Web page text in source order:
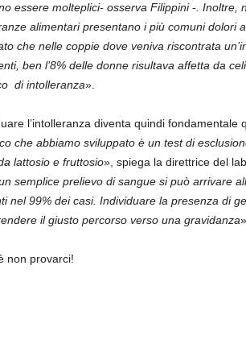
essere molteplici- osserva Filippini -. Inoltre,
alimentari presentano i più comuni dolori
che nelle coppie dove veniva riscontrata
ben l’8% delle donne risultava affetta da
di intolleranza».
l’intolleranza diventa quindi fondamentale
che abbiamo sviluppato è un test di
lattosio e fruttosio», spiega la direttrice del
semplice prelievo di sangue si può arrivare
nel 99% dei casi. Individuare la presenza di
il giusto percorso verso una gravidanza».
non provarci!